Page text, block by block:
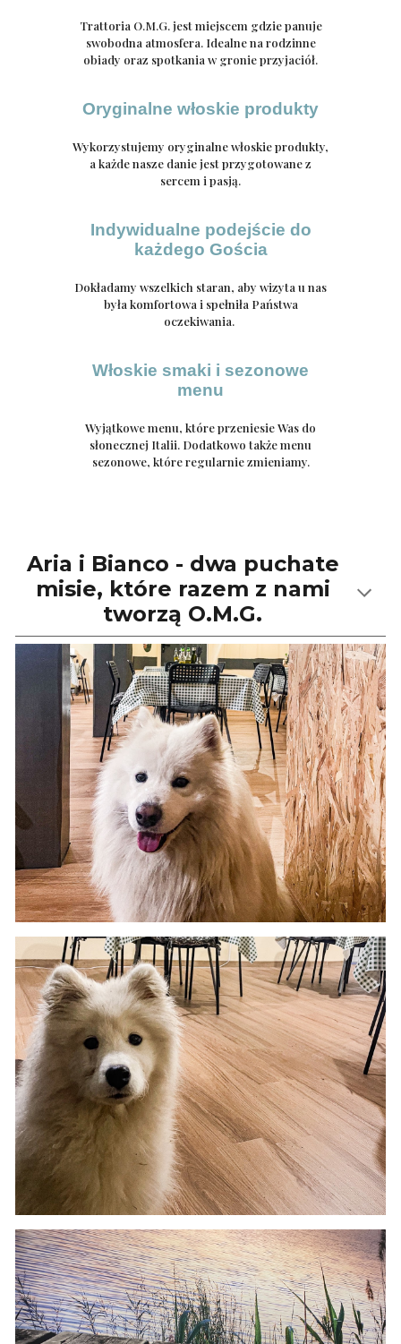
Trattoria O.M.G. jest miejscem gdzie panuje
swobodna atmosfera. Idealne na rodzinne
obiady oraz spotkania w gronie przyjaciół.
Oryginalne włoskie produkty
Wykorzystujemy oryginalne włoskie produkty,
a każde nasze danie jest przygotowane z
sercem i pasją.
Indywidualne podejście do
każdego Gościa
Dokładamy wszelkich staran, aby wizyta u nas
była komfortowa i spełniła Państwa
oczekiwania.
Włoskie smaki i sezonowe
menu
Wyjątkowe menu, które przeniesie Was do
słonecznej Italii. Dodatkowo także menu
sezonowe, które regularnie zmieniamy.
Aria i Bianco - dwa puchate
misie, które razem z nami
tworzą O.M.G.